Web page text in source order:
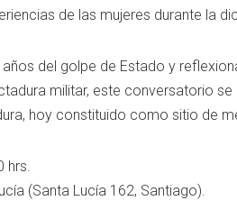
de las mujeres durante la
del golpe de Estado y
militar, este conversatorio
hoy constituido como sitio de
hrs.
(Santa Lucía 162, Santiago).